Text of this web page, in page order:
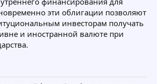
эти облигации позволяют
инвесторам получать
и иностранной валюте при